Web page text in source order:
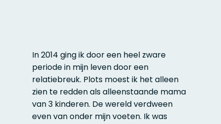
In 2014 ging ik door een heel zware
periode in mijn leven door een
relatiebreuk. Plots moest ik het alleen
zien te redden als alleenstaande mama
van 3 kinderen. De wereld verdween
even van onder mijn voeten. Ik was